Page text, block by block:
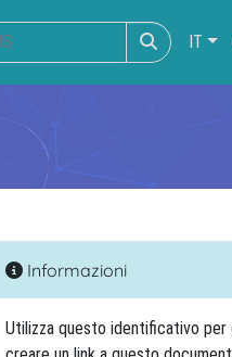
IT
Informazioni
Utilizza questo identificativo